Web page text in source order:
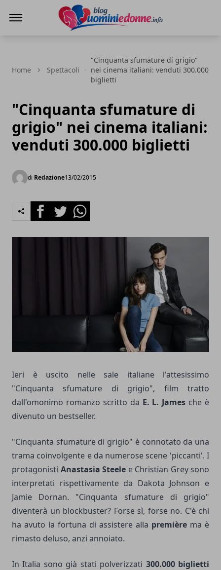
Home Spettacoli
"Cinquanta sfumature di grigio"
nei cinema italiani: venduti 300.000
biglietti
"Cinquanta sfumature di
grigio" nei cinema italiani:
venduti 300.000 biglietti
di Redazione13/02/2015
FacebookTwitterWhatsapp
Ieri è uscito nelle sale italiane l'attesissimo
"Cinquanta sfumature di grigio", film tratto
dall'omonimo romanzo scritto da E. L. James che è
divenuto un bestseller.
"Cinquanta sfumature di grigio" è connotato da una
trama coinvolgente e da numerose scene 'piccanti'. I
protagonisti Anastasia Steele e Christian Grey sono
interpretati rispettivamente da Dakota Johnson e
Jamie Dornan. "Cinquanta sfumature di grigio"
diventerà un blockbuster? Forse sì, forse no. C'è chi
ha avuto la fortuna di assistere alla première ma è
rimasto deluso, anzi annoiato.
In Italia sono già stati polverizzati 300.000 biglietti